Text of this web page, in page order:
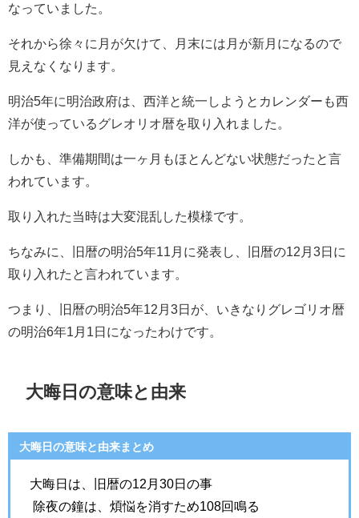
なっていました。
それから徐々に月が欠けて、月末には月が新月になるので
見えなくなります。
明治5年に明治政府は、西洋と統一しようとカレンダーも西
洋が使っているグレオリオ暦を取り入れました。
しかも、準備期間は一ヶ月もほとんどない状態だったと言
われています。
取り入れた当時は大変混乱した模様です。
ちなみに、旧暦の明治5年11月に発表し、旧暦の12月3日に
取り入れたと言われています。
つまり、旧暦の明治5年12月3日が、いきなりグレゴリオ暦
の明治6年1月1日になったわけです。
大晦日の意味と由来
大晦日の意味と由来まとめ
大晦日は、旧暦の12月30日の事
除夜の鐘は、煩悩を消すため108回鳴る